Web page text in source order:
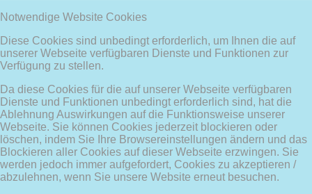
Notwendige Website Cookies
Diese Cookies sind unbedingt erforderlich, um Ihnen die auf
unserer Webseite verfügbaren Dienste und Funktionen zur
Verfügung zu stellen.
Da diese Cookies für die auf unserer Webseite verfügbaren
Dienste und Funktionen unbedingt erforderlich sind, hat die
Ablehnung Auswirkungen auf die Funktionsweise unserer
Webseite. Sie können Cookies jederzeit blockieren oder
löschen, indem Sie Ihre Browsereinstellungen ändern und das
Blockieren aller Cookies auf dieser Webseite erzwingen. Sie
werden jedoch immer aufgefordert, Cookies zu akzeptieren /
abzulehnen, wenn Sie unsere Website erneut besuchen.